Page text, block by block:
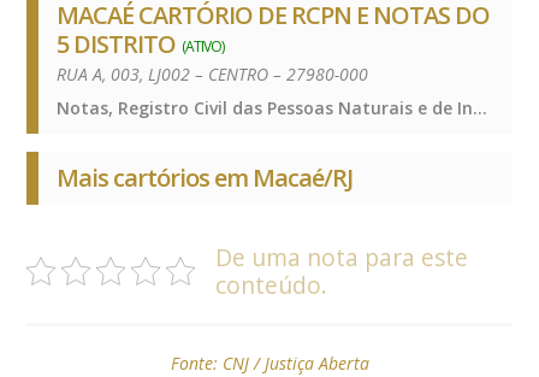
MACAÉ CARTÓRIO DE RCPN E NOTAS DO
5 DISTRITO (ATIVO)
RUA A, 003, LJ002 – CENTRO – 27980-000
Notas, Registro Civil das Pessoas Naturais e de Interdições e Tutelas, Notas, Registro Civil das Pessoas Naturais e de Interdições e Tutelas, Notas, Registro Civil das Pessoas Naturais e de Interdições e Tutelas
Mais cartórios em Macaé/RJ
De uma nota para este
conteúdo.
Fonte: CNJ / Justiça Aberta